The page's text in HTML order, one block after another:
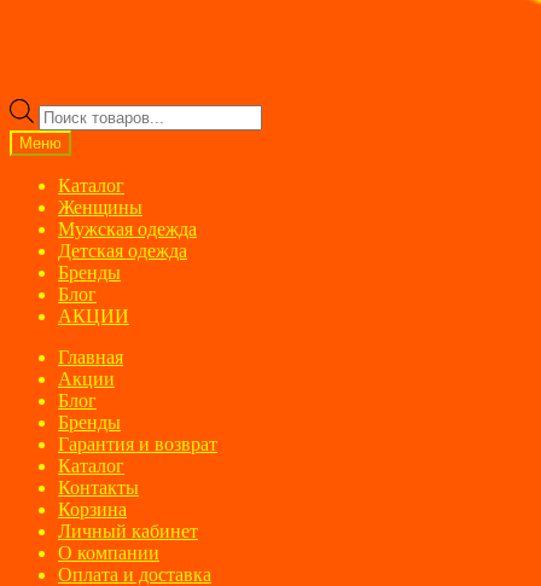
Поиск
товаров
Меню
Каталог
Женщины
Мужская одежда
Детская одежда
Бренды
Блог
АКЦИИ
Главная
Акции
Блог
Бренды
Гарантия и возврат
Каталог
Контакты
Корзина
Личный кабинет
О компании
Оплата и доставка